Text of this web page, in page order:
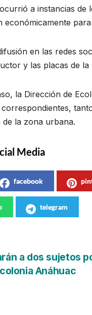
a instancias de
en las redes
y las placas de
la Dirección de
correspondientes,
la zona urbana.
Media
facebook
telegram
a dos sujetos
Anáhuac